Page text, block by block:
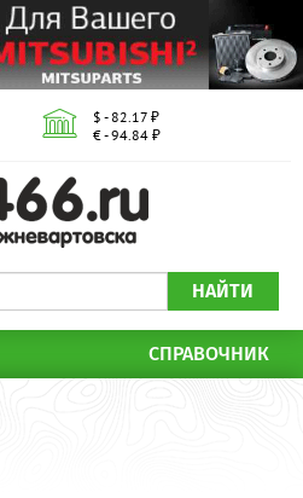
$ - 82.17 ₽
€ - 94.84 ₽
НАЙТИ
СПРАВОЧНИК